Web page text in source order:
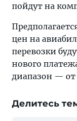
пойдут на
цен на
перевозки
нового
диапазон — от
Делитесь